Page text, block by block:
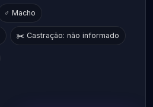
♂ Macho
✂️ Castração: não informado